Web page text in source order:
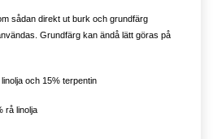
sådan direkt ut burk och grundfärg
Grundfärg kan ändå lätt göras på
och 15% terpentin
rå linolja